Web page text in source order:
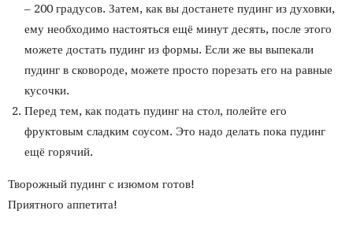
– 200 градусов. Затем, как вы достанете пудинг из духовки,
ему необходимо настояться ещё минут десять, после этого
можете достать пудинг из формы. Если же вы выпекали
пудинг в сковороде, можете просто порезать его на равные
кусочки.
Перед тем, как подать пудинг на стол, полейте его
фруктовым сладким соусом. Это надо делать пока пудинг
ещё горячий.
Творожный пудинг с изюмом готов!
Приятного аппетита!